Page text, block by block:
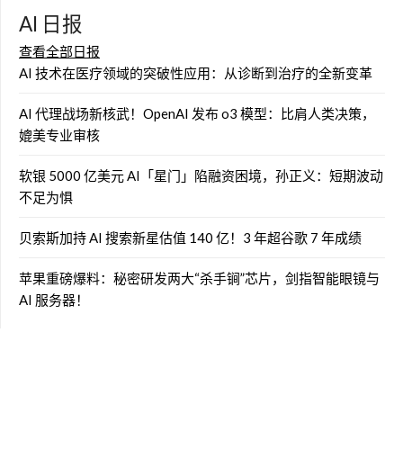
AI 日报
查看全部日报
AI 技术在医疗领域的突破性应用：从诊断到治疗的全新变革
AI 代理战场新核武！OpenAI 发布 o3 模型：比肩人类决策，
媲美专业审核
软银 5000 亿美元 AI「星门」陷融资困境，孙正义：短期波动
不足为惧
贝索斯加持 AI 搜索新星估值 140 亿！3 年超谷歌 7 年成绩
苹果重磅爆料：秘密研发两大“杀手锏”芯片，剑指智能眼镜与
AI 服务器！